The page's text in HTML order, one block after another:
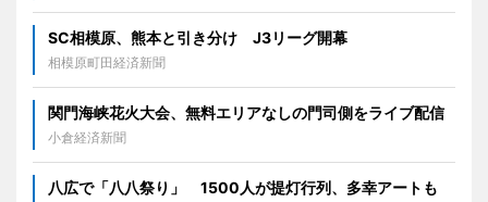
SC相模原、熊本と引き分け J3リーグ開幕
相模原町田経済新聞
関門海峡花火大会、無料エリアなしの門司側をライブ配信
小倉経済新聞
八広で「八八祭り」 1500人が提灯行列、多幸アートも